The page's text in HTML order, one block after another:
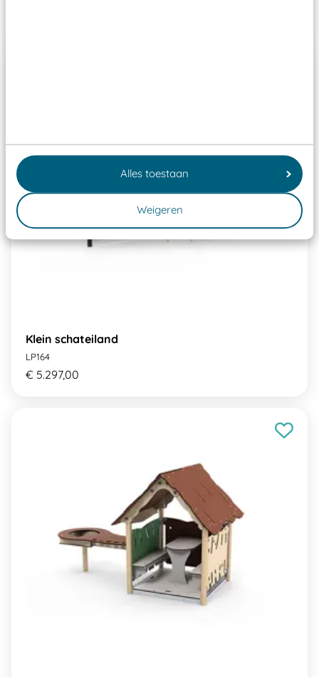
Alles toestaan
Weigeren
Klein schateiland
LP164
€ 5.297,00